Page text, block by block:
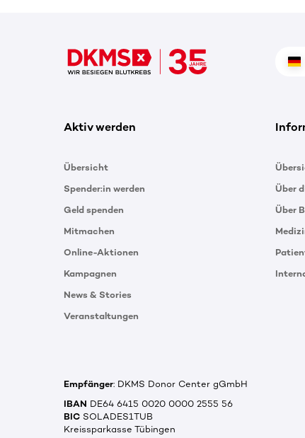
Aktiv werden
Übersicht
Spender:in werden
Geld spenden
Mitmachen
Online-Aktionen
Kampagnen
News & Stories
Veranstaltungen
Über
Über
Empfänger: DKMS Donor Center gGmbH
IBAN DE64 6415 0020 0000 2555 56
BIC SOLADES1TUB
Kreissparkasse Tübingen